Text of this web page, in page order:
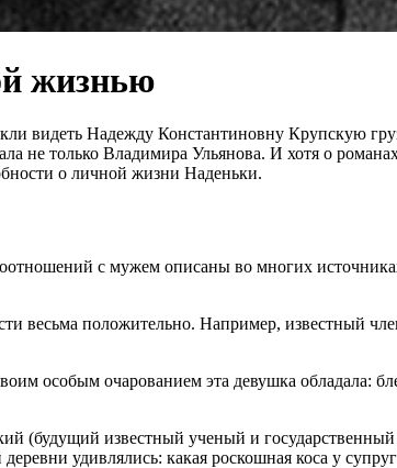
жизнью
видеть Надежду Константиновну Крупскую
не только Владимира Ульянова. И хотя о
о личной жизни Наденьки.
с мужем описаны во многих
весьма положительно. Например, известный
особым очарованием эта девушка обладала:
известный ученый и государственный
удивлялись: какая роскошная коса у